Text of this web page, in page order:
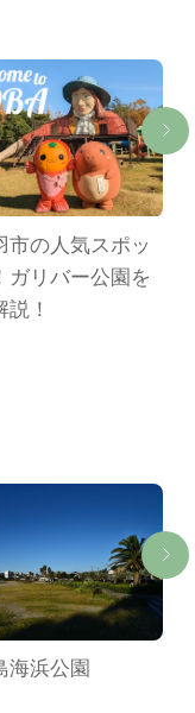
市の人気スポッ
ガリバー公園を
説！
海浜公園